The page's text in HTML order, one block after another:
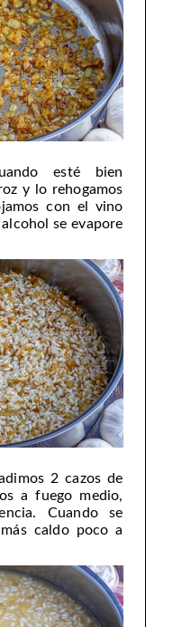
esté bien
y lo rehogamos
con el vino
se evapore
2 cazos de
a fuego medio,
Cuando se
caldo poco a